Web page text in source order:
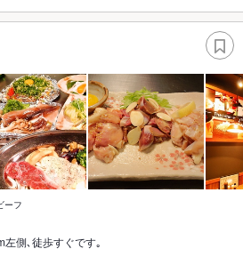
ーフ
側､徒歩すぐです｡